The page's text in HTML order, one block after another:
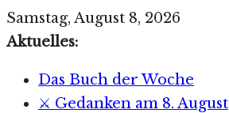
Zum
Inhalt
Samstag, August 8, 2026
Aktuelles:
Das Buch der Woche
⚔️ Gedanken am 8. August